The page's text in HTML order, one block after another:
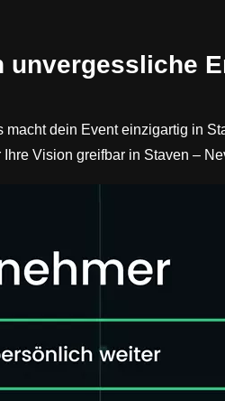
unvergessliche
dein Event einzigartig in
Vision greifbar in Staven –